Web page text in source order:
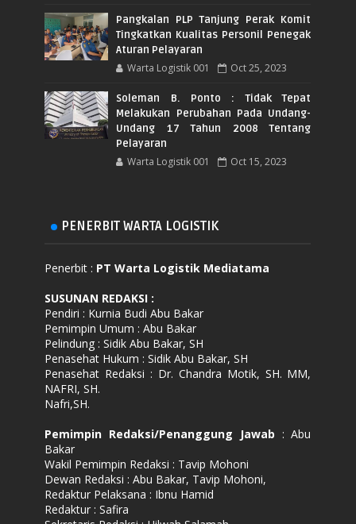
Pangkalan PLP Tanjung Perak Komit
Tingkatkan Kualitas Personil Penegak
Aturan Pelayaran
Warta Logistik 001 Oct 25, 2023
Soleman B. Ponto : Tidak Tepat
Melakukan Perubahan Pada Undang-
Undang 17 Tahun 2008 Tentang
Pelayaran
Warta Logistik 001 Oct 15, 2023
PENERBIT WARTA LOGISTIK
Penerbit : PT Warta Logistik Mediatama
SUSUNAN REDAKSI :
Pendiri : Kurnia Budi Abu Bakar
Pemimpin Umum : Abu Bakar
Pelindung : Sidik Abu Bakar, SH
Penasehat Hukum : Sidik Abu Bakar, SH
Penasehat Redaksi : Dr. Chandra Motik, SH. MM,
NAFRI, SH.
Nafri,SH.
Pemimpin Redaksi/Penanggung Jawab : Abu
Bakar
Wakil Pemimpin Redaksi : Tavip Mohoni
Dewan Redaksi : Abu Bakar, Tavip Mohoni,
Redaktur Pelaksana : Ibnu Hamid
Redaktur : Safira